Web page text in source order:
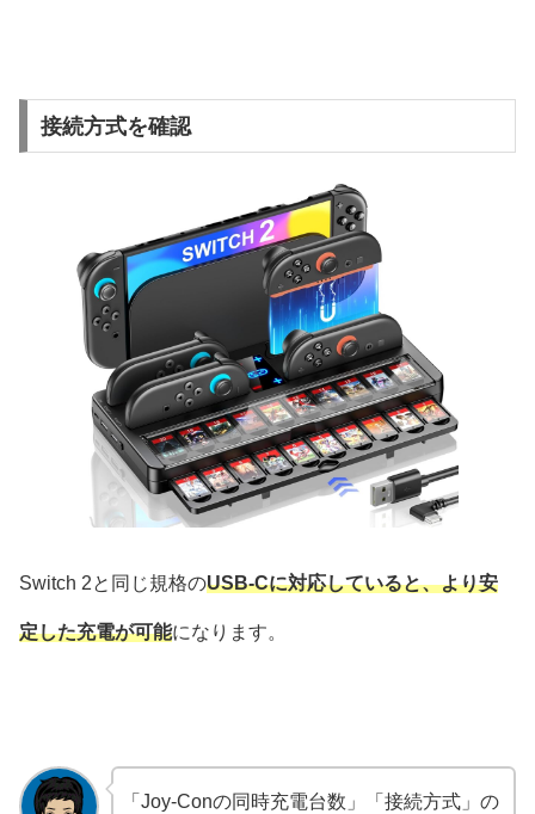
接続方式を確認
Switch 2と同じ規格のUSB-Cに対応していると、より安
定した充電が可能になります。
「Joy-Conの同時充電台数」「接続方式」の